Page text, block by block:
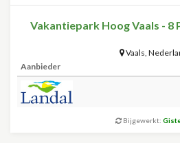
Vakantiepark Hoog Vaals - 8
Vaals,
Aanbieder
Bijgewerkt: